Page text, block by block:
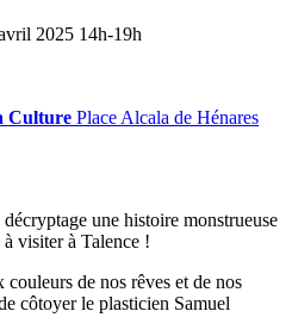
2025 14h-19h
Culture Place Alcala de Hénares
une histoire monstrueuse
à visiter à Talence !
couleurs de nos rêves et de nos
côtoyer le plasticien Samuel